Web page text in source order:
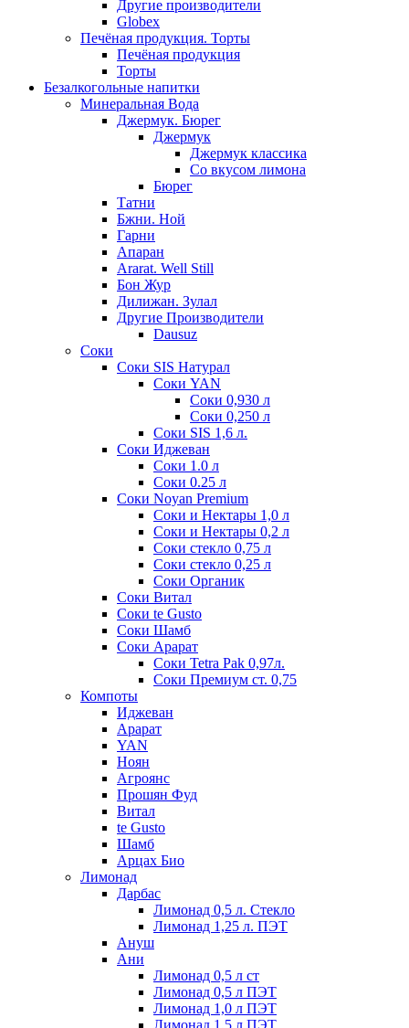
Другие производители
Globex
Печёная продукция. Торты
Печёная продукция
Торты
Безалкогольные напитки
Минеральная Вода
Джермук. Бюрег
Джермук
Джермук классика
Со вкусом лимона
Бюрег
Татни
Бжни. Ной
Гарни
Апаран
Ararat. Well Still
Бон Жур
Дилижан. Зулал
Другие Производители
Dausuz
Соки
Соки SIS Натурал
Соки YAN
Соки 0,930 л
Соки 0,250 л
Соки SIS 1,6 л.
Соки Иджеван
Соки 1.0 л
Соки 0.25 л
Соки Noyan Premium
Соки и Нектары 1,0 л
Соки и Нектары 0,2 л
Соки стекло 0,75 л
Соки стекло 0,25 л
Соки Органик
Соки Витал
Соки te Gusto
Соки Шамб
Соки Арарат
Соки Tetra Pak 0,97л.
Соки Премиум ст. 0,75
Компоты
Иджеван
Арарат
YAN
Ноян
Агроянс
Прошян Фуд
Витал
te Gusto
Шамб
Арцах Био
Лимонад
Дарбас
Лимонад 0,5 л. Стекло
Лимонад 1,25 л. ПЭТ
Ануш
Ани
Лимонад 0,5 л ст
Лимонад 0,5 л ПЭТ
Лимонад 1,0 л ПЭТ
Лимонад 1,5 л ПЭТ